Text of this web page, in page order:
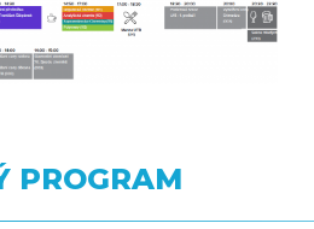
PROGRAM